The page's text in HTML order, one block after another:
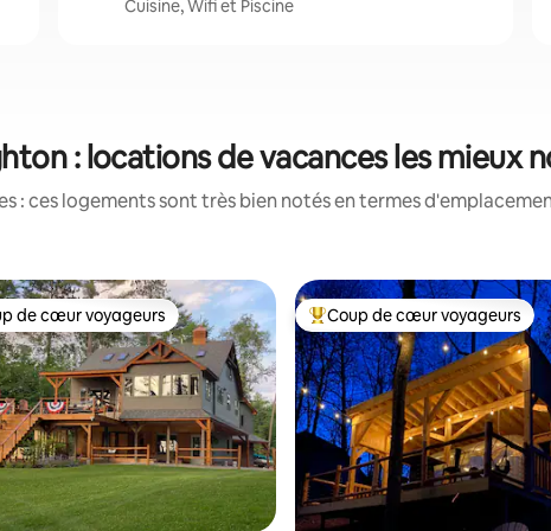
Cuisine, Wifi et Piscine
: locations de vacances les mieux
: ces logements sont très bien notés en termes
de cœur voyageurs les plus appréciés
de cœur voyageurs Coups de cœur voyageurs les
Coup de cœur voyageurs